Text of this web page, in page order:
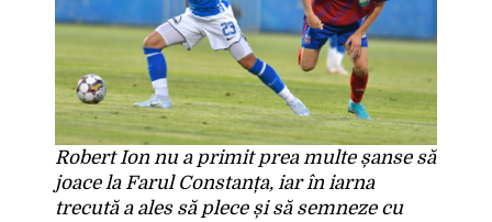
Robert Ion nu a primit prea multe șanse să
joace la Farul Constanța, iar în iarna
trecută a ales să plece și să semneze cu